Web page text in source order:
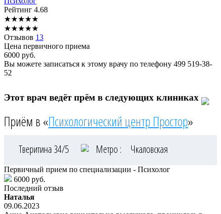
Рейтинг 4.68
★★★★★
★★★★★
Отзывов 13
Цена первичного приема
6000 руб.
Вы можете записаться к этому врачу по телефону 499 519-38-
52
Этот врач ведёт прём в следующих клиниках
Приём в «Психологический центр Простор»
Тверитина 34/5 Метро : Чкаловская
Первичный прием по специализации - Психолог
6000 руб.
Последний отзыв
Наталья
09.06.2023